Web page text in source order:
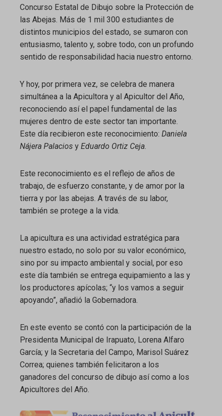
Concurso Estatal de Dibujo sobre la Protección de
las Abejas. Más de 1 mil 300 estudiantes de
distintos municipios del estado, se sumaron con
entusiasmo, talento y, sobre todo, con un profundo
sentido de responsabilidad hacia nuestro entorno.
Y hoy, por primera vez, se celebra de manera
simultánea a la Apicultora y al Apicultor del Año,
reconociendo así el papel fundamental de las
mujeres dentro de este sector tan importante.
Este día recibieron este reconocimiento: Daniela
Nájera Palacios y Eduardo Ortiz Ceja
Este reconocimiento es el reflejo de años de
trabajo, de esfuerzo constante, y de amor por la
tierra y por las abejas. A través de su labor,
también se protege a la vida.
La apicultura es una actividad estratégica para
nuestro estado, no solo por su valor económico,
sino por su impacto ambiental y social, por eso
este día también se entrega equipamiento a las y
los productores apícolas; “y los vamos a seguir
apoyando”, añadió la Gobernadora.
En este evento se contó con la participación de la
Presidenta Municipal de Irapuato, Lorena Alfaro
García; y la Secretaria del Campo, Marisol Suárez
Correa; quienes también felicitaron a los
ganadores del concurso de dibujo así como a los
Apicultores del Año.